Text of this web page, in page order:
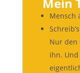
Mensch
Nur den
ihn.